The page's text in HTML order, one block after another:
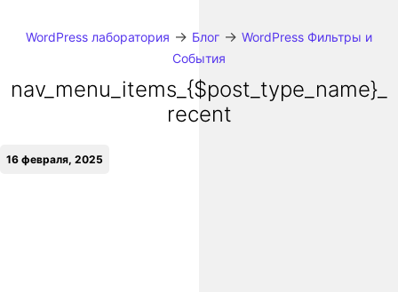
WordPress лаборатория → Блог → WordPress Фильтры и
События
nav_menu_items_{$post_type_name}_
recent
16 февраля, 2025